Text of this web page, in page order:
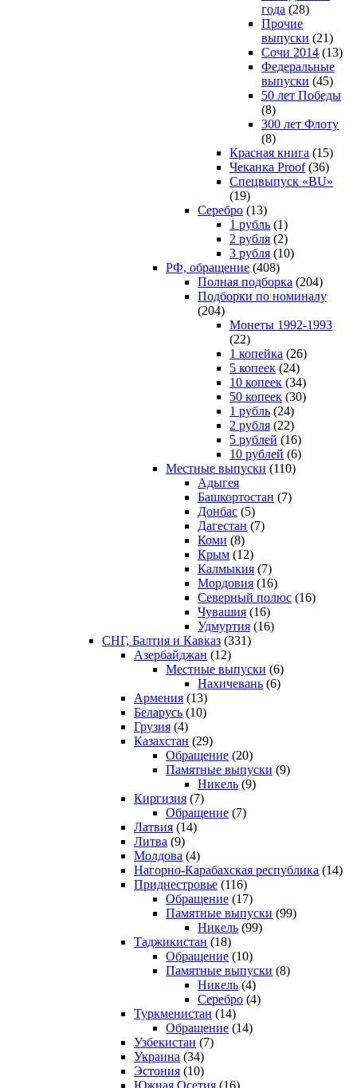
года (28)
Прочие
выпуски (21)
Сочи 2014 (13)
Федеральные
выпуски (45)
50 лет Победы
(8)
300 лет Флоту
(8)
Красная книга (15)
Чеканка Proof(36)
Спецвыпуск «BU»
(19)
Серебро (13)
1 рубль (1)
2 рубля (2)
3 рубля (10)
РФ, обращение (408)
Полная подборка (204)
Подборки по номиналу
(204)
Монеты 1992-1993
(22)
1 копейка (26)
5 копеек (24)
10 копеек (34)
50 копеек (30)
1 рубль (24)
2 рубля (22)
5 рублей (16)
10 рублей (6)
Местные выпуски (110)
Адыгея
Башкортостан (7)
Донбас (5)
Дагестан (7)
Коми (8)
Крым (12)
Калмыкия (7)
Мордовия (16)
Северный полюс (16)
Чувашия (16)
Удмуртия (16)
СНГ, Балтия и Кавказ (331)
Азербайджан (12)
Местные выпуски (6)
Нахичевань (6)
Армения (13)
Беларусь (10)
Грузия (4)
Казахстан (29)
Обращение (20)
Памятные выпуски (9)
Никель (9)
Киргизия (7)
Обращение (7)
Латвия (14)
Литва (9)
Молдова (4)
Нагорно-Карабахская республика (14)
Приднестровье (116)
Обращение (17)
Памятные выпуски (99)
Никель (99)
Таджикистан (18)
Обращение (10)
Памятные выпуски (8)
Никель (4)
Серебро (4)
Туркменистан (14)
Обращение (14)
Узбекистан (7)
Украина (34)
Эстония (10)
Южная Осетия (16)